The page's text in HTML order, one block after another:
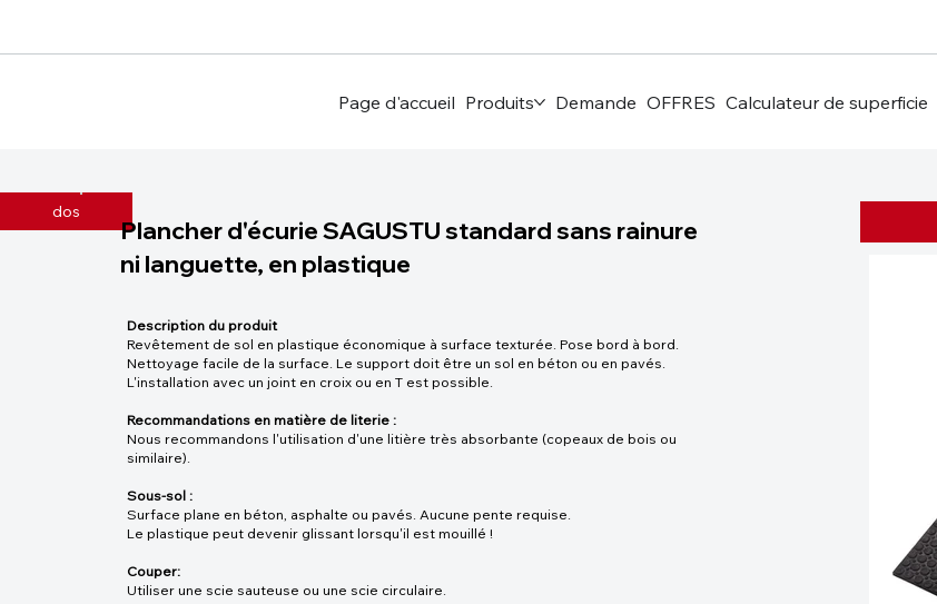
Page d'accueil Produits Demande OFFRES Calculateur de superficie
dos
Description du produit
Revêtement de sol en plastique économique à surface texturée. Pose bord à bord.
Nettoyage facile de la surface. Le support doit être un sol en béton ou en pavés.
L'installation avec un joint en croix ou en T est possible.
Recommandations en matière de literie :
Nous recommandons l'utilisation d'une litière très absorbante (copeaux de bois ou
similaire).
Sous-sol :
Surface plane en béton, asphalte ou pavés. Aucune pente requise.
Le plastique peut devenir glissant lorsqu'il est mouillé !
Couper:
Utiliser une scie sauteuse ou une scie circulaire.
Plancher d'écurie SAGUSTU standard sans rainure
ni languette, en plastique